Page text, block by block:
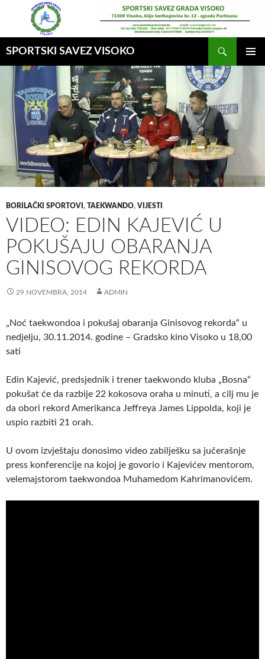
SPORTSKI SAVEZ VISOKO
BORILAČKI SPORTOVI , TAEKWANDO, VIJESTI
VIDEO: EDIN KAJEVIĆ U
POKUŠAJU OBARANJA
GINISOVOG REKORDA
29 NOVEMBRA, 2014 ADMIN
„Noć taekwondoa i pokušaj obaranja Ginisovog rekorda“ u
nedjelju, 30.11.2014. godine – Gradsko kino Visoko u 18,00
sati
Edin Kajević, predsjednik i trener taekwondo kluba „Bosna“
pokušat će da razbije 22 kokosova oraha u minuti, a cilj mu je
da obori rekord Amerikanca Jeffreya James Lippolda, koji je
uspio razbiti 21 orah.
U ovom izvještaju donosimo video zabilješku sa jučerašnje
press konferencije na kojoj je govorio i Kajevićev mentorom,
velemajstorom taekwondoa Muhamedom Kahrimanovićem.